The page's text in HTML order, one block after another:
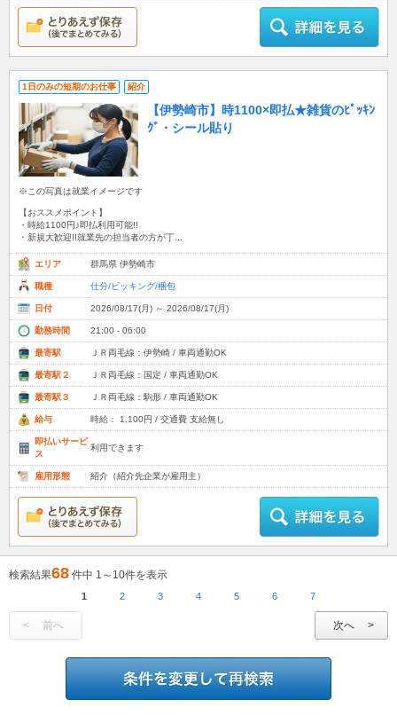
1日のみの短期のお仕事 紹介
【伊勢崎市】時1100×即払★雑貨のﾋﾟｯｷﾝ
ｸﾞ・シール貼り
※この写真は就業イメージです
【おススメポイント】
・時給1100円♪即払利用可能!!
・新規大歓迎!!就業先の担当者の方が丁...
エリア 群馬県 伊勢崎市
職種 仕分/ピッキング/梱包
日付 2026/08/17(月) ～ 2026/08/17(月)
勤務時間 21:00 - 06:00
最寄駅 ＪＲ両毛線：伊勢崎 / 車両通勤OK
最寄駅２ ＪＲ両毛線：国定 / 車両通勤OK
最寄駅３ ＪＲ両毛線：駒形 / 車両通勤OK
給与 時給： 1,100円 / 交通費 支給無し
即払いサービ
ス
利用できます
雇用形態 紹介（紹介先企業が雇用主）
検索結果68 件中 1～10件を表示
1 2 3 4 5 6 7
前へ 次へ